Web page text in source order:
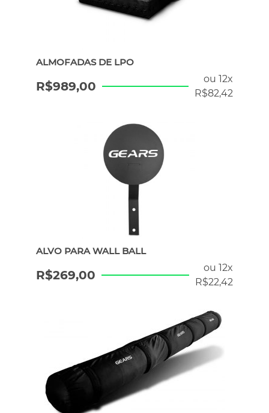
ALMOFADAS DE LPO
ou 12x
R$82,42
R$989,00
ALVO PARA WALL BALL
ou 12x
R$22,42
R$269,00